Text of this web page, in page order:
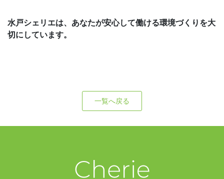
水戸シェリエは、あなたが安心して働ける環境づくりを大
切にしています。
一覧へ戻る